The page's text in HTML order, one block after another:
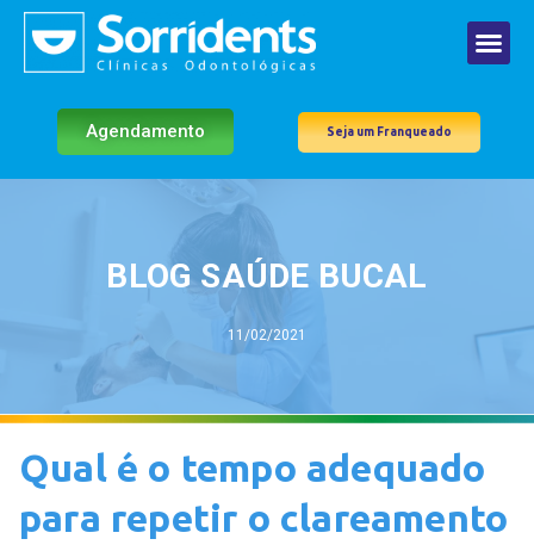
Agendamento Seja um Franqueado
BLOG SAÚDE BUCAL
11/02/2021
Qual é o tempo adequado
para repetir o clareamento